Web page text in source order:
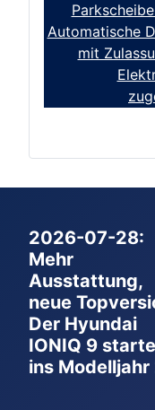
Automatische
mit
2026-07-28:
Mehr
Ausstattung,
neue
Der Hyundai
IONIQ 9
ins Modelljahr